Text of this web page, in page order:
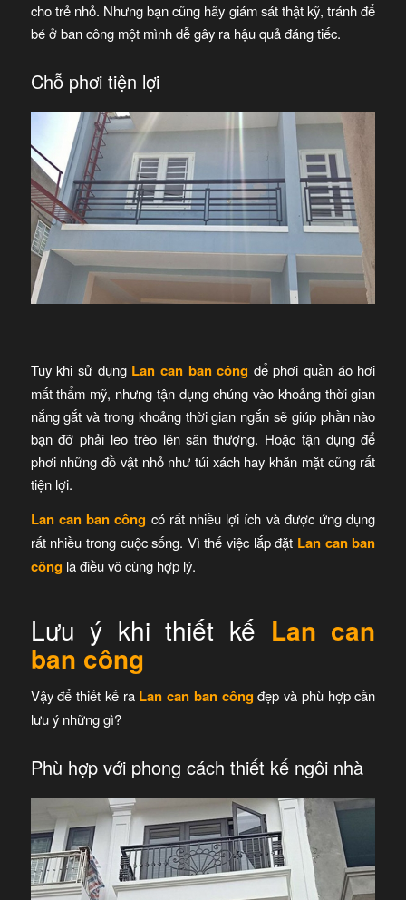
cho trẻ nhỏ. Nhưng bạn cũng hãy giám sát thật kỹ, tránh để
bé ở ban công một mình dễ gây ra hậu quả đáng tiếc.
Chỗ phơi tiện lợi
Tuy khi sử dụng Lan can ban công để phơi quần áo hơi
mất thẩm mỹ, nhưng tận dụng chúng vào khoảng thời gian
nắng gắt và trong khoảng thời gian ngắn sẽ giúp phần nào
bạn đỡ phải leo trèo lên sân thượng. Hoặc tận dụng để
phơi những đồ vật nhỏ như túi xách hay khăn mặt cũng rất
tiện lợi.
Lan can ban công có rất nhiều lợi ích và được ứng dụng
rất nhiều trong cuộc sống. Vì thế việc lắp đặt Lan can ban
công là điều vô cùng hợp lý.
Lưu ý khi thiết kế Lan can
ban công
Vậy để thiết kế ra Lan can ban côngđẹp và phù hợp cần
lưu ý những gì?
Phù hợp với phong cách thiết kế ngôi nhà